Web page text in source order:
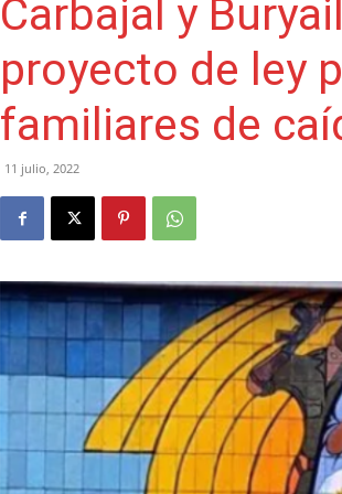
Carbajal y
proyecto de ley
familiares de
11 julio, 2022